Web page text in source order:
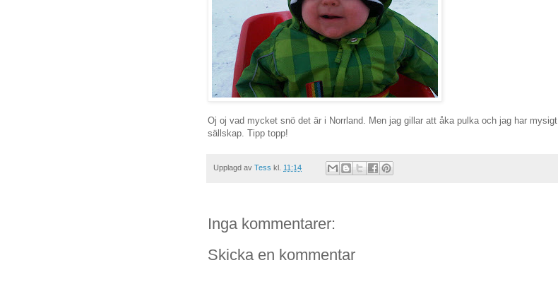
Oj oj vad mycket snö det är i Norrland. Men jag gillar att åka pulka och jag har mysigt
sällskap. Tipp topp!
Upplagd av Tess kl. 11:14
Inga kommentarer:
Skicka en kommentar